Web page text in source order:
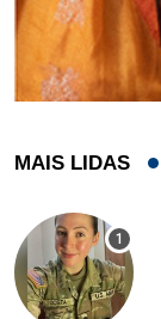
MAIS LIDAS